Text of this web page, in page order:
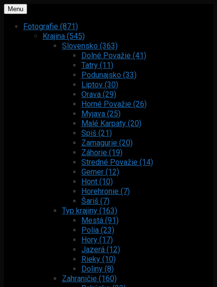
Menu
Fotografie (871)
Krajina (545)
Slovensko (363)
Dolné Považie (41)
Tatry (11)
Podunajsko (33)
Liptov (30)
Orava (29)
Horné Považie (26)
Myjava (25)
Malé Karpaty (20)
Spiš (21)
Zamagurie (20)
Záhorie (19)
Stredné Považie (14)
Gemer (12)
Hont (10)
Horehronie (7)
Šariš (7)
Typ krajiny (163)
Mestá (91)
Polia (23)
Hory (17)
Jazerá (12)
Rieky (10)
Doliny (8)
Zahraničie (160)